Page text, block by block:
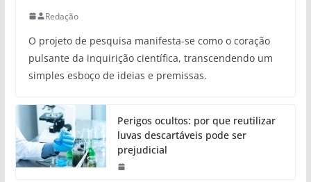
Redação
O projeto de pesquisa manifesta-se como o coração
pulsante da inquirição científica, transcendendo um
simples esboço de ideias e premissas.
Perigos ocultos: por que reutilizar
luvas descartáveis pode ser
prejudicial